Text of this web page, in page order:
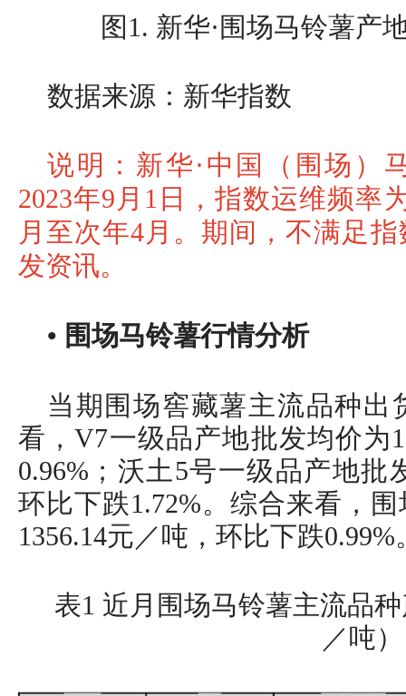
图1. 新华·围场马铃薯产
数据来源：新华指数
说明：新华·中国（围场）
2023年9月1日，指数运维频率
月至次年4月。期间，不满足
发资讯。
• 围场马铃薯行情分析
当期围场窖藏薯主流品种出
看，V7一级品产地批发均价为
0.96%；沃土5号一级品产地批
环比下跌1.72%。综合来看，
1356.14元／吨，环比下跌0.99%
表1 近月围场马铃薯主流品
／吨）